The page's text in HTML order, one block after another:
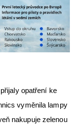
opatření ke
vyměnila lampy
nakupuje zelenou